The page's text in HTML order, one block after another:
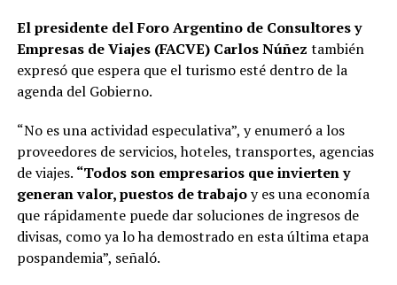
El presidente del Foro Argentino de Consultores y
Empresas de Viajes (FACVE) Carlos Núñez también
expresó que espera que el turismo esté dentro de la
agenda del Gobierno.
“No es una actividad especulativa”, y enumeró a los
proveedores de servicios, hoteles, transportes, agencias
de viajes. “Todos son empresarios que invierten y
generan valor, puestos de trabajoy es una economía
que rápidamente puede dar soluciones de ingresos de
divisas, como ya lo ha demostrado en esta última etapa
pospandemia”, señaló.